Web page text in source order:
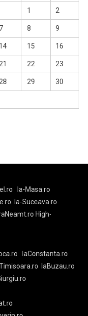
1 2
7 8 9
14 15 16
21 22 23
28 29 30
la-Masa.ro
la-Suceava.ro
High-
laConstanta.ro
laBuzau.ro